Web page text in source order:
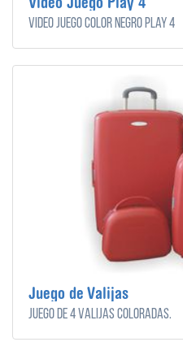
Video juego color negro play 4
Juego de Valijas
Juego de 4 valijas coloradas.